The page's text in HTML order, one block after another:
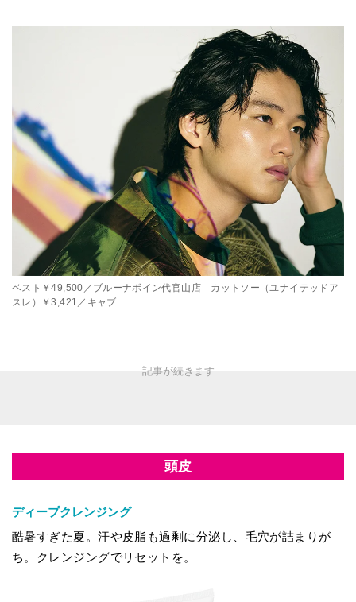
ベスト￥49,500／ブルーナボイン代官山店 カットソー（ユナイテッドア
スレ）￥3,421／キャブ
頭皮
ディープクレンジング
酷暑すぎた夏。汗や皮脂も過剰に分泌し、毛穴が詰まりが
ち。クレンジングでリセットを。